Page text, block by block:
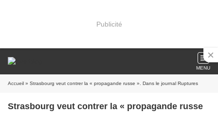
Publicité
MENU
Accueil » Strasbourg veut contrer la « propagande russe ». Dans le journal Ruptures
Strasbourg veut contrer la « propagande russe